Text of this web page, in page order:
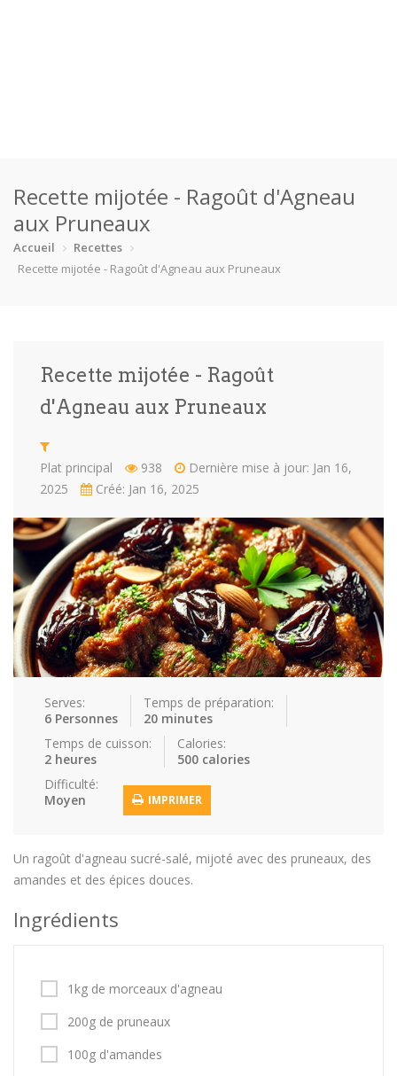
Catégories
Boisson Crevette
Plat princ… Poisson Porc
Soupes St valenti…
Viande
Conseils et astuces
Nous contacter
Connexion / Inscription
Recette mijotée - Ragoût d'Agneau
aux Pruneaux
Accueil
Recettes
Recette mijotée - Ragoût d'Agneau aux Pruneaux
Recette mijotée - Ragoût
d'Agneau aux Pruneaux
Plat principal 938
Dernière mise à jour: Jan 16,
2025
Créé: Jan 16, 2025
Serves:
6 Personnes
Temps de préparation:
20 minutes
Temps de cuisson:
2 heures
Calories:
500 calories
Difficulté:
Moyen
IMPRIMER
Un ragoût d'agneau sucré-salé, mijoté avec des pruneaux, des
amandes et des épices douces.
Ingrédients
1kg de morceaux d'agneau
200g de pruneaux
100g d'amandes